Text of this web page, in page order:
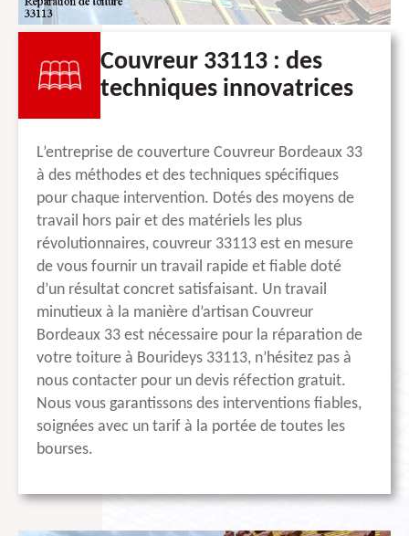
Couvreur 33113 : des
techniques innovatrices
L’entreprise de couverture Couvreur Bordeaux 33
à des méthodes et des techniques spécifiques
pour chaque intervention. Dotés des moyens de
travail hors pair et des matériels les plus
révolutionnaires, couvreur 33113 est en mesure
de vous fournir un travail rapide et fiable doté
d’un résultat concret satisfaisant. Un travail
minutieux à la manière d’artisan Couvreur
Bordeaux 33 est nécessaire pour la réparation de
votre toiture à Bourideys 33113, n’hésitez pas à
nous contacter pour un devis réfection gratuit.
Nous vous garantissons des interventions fiables,
soignées avec un tarif à la portée de toutes les
bourses.